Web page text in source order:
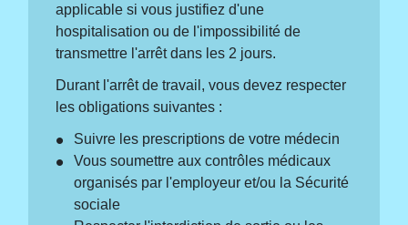
applicable si vous justifiez d'une
hospitalisation ou de l'impossibilité de
transmettre l'arrêt dans les 2 jours.
Durant l'arrêt de travail, vous devez respecter
les obligations suivantes :
Suivre les prescriptions de votre médecin
Vous soumettre aux contrôles médicaux
organisés par l'employeur et/ou la Sécurité
sociale